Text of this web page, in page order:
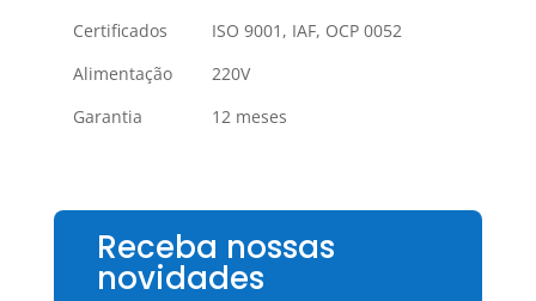
Certificados
ISO 9001, IAF, OCP 0052
Alimentação
220V
Garantia
12 meses
Receba nossas
novidades